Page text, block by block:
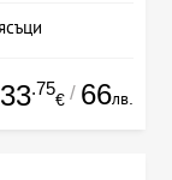
33.75
€ / 66лв.